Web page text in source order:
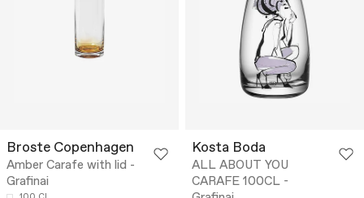
Broste Copenhagen
Amber Carafe with lid -
Grafinai
Kosta Boda
ALL ABOUT YOU
CARAFE 100CL -